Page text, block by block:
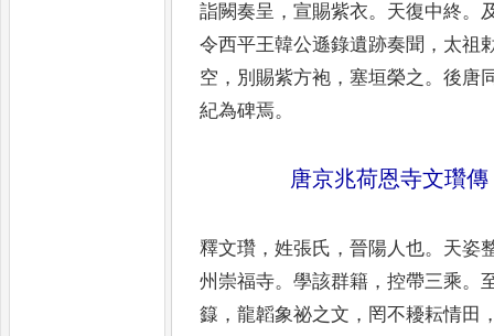
詣闕奏呈 ，宣賜紫衣。 天復中終。
令西平王韓公遜錄遺跡奏聞 ， 太祖
空 ， 別賜紫方袍 ，塞垣榮之。後唐
紀為碑焉。
唐京兆荷恩寺文瓚傳
釋文瓚 ，姓張氏 ，晉陽人也。 天姿
州崇福寺。學該群籍 ，控帶三乘。
籙 ，龍韜象祕之文 ， 罔不耰耘情田